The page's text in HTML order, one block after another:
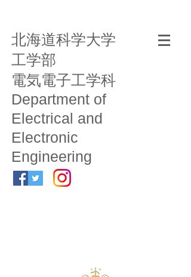
北海道科学大学
工学部
電気電子工学科
Department of
Electrical and
Electronic
Engineering